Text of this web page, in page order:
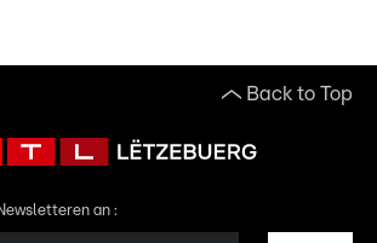
Back to Top
an :